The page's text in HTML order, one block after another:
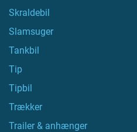
Skraldebil
Slamsuger
Tankbil
Tip
Tipbil
Trækker
Trailer & anhænger